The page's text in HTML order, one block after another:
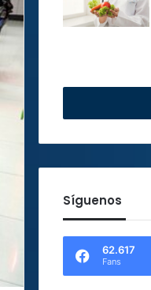
Síguenos
62.617
Fans